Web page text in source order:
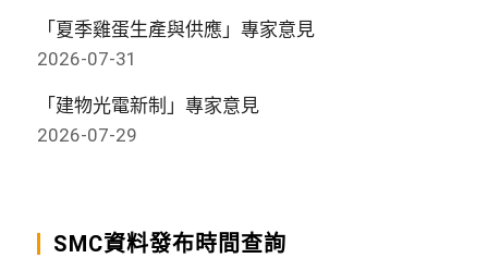
「夏季雞蛋生產與供應」專家意見
2026-07-31
「建物光電新制」專家意見
2026-07-29
SMC資料發布時間查詢